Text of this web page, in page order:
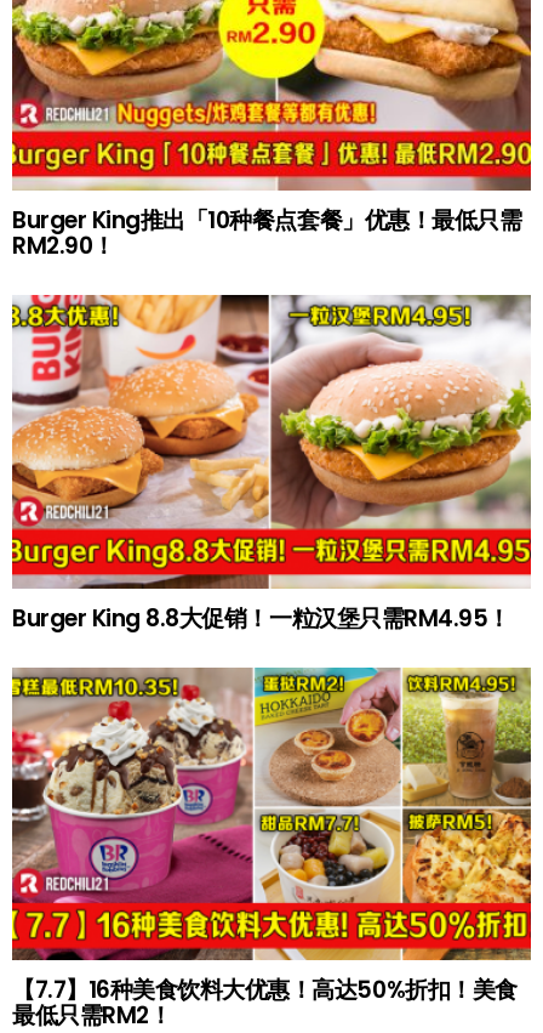
Burger King推出「10种餐点套餐」优惠！最低只需
RM2.90！
Burger King 8.8大促销！一粒汉堡只需RM4.95！
【7.7】16种美食饮料大优惠！高达50%折扣！美食
最低只需RM2！